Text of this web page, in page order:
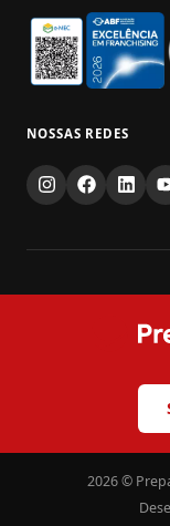
NOSSAS REDES
2026 ©